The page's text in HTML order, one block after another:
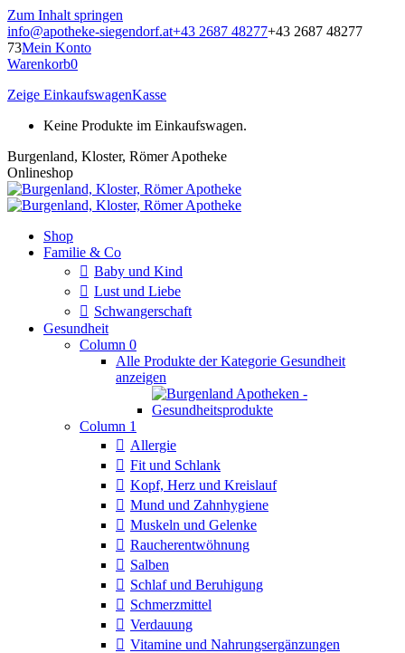
Zum Inhalt springen
info@apotheke-siegendorf.at+43 2687 48277+43 2687 48277
73Mein Konto
Warenkorb0
Zeige EinkaufswagenKasse
Keine Produkte im Einkaufswagen.
Burgenland, Kloster, Römer Apotheke
Onlineshop
Shop
Familie & Co
Baby und Kind
Lust und Liebe
Schwangerschaft
Gesundheit
Column 0
Alle Produkte der Kategorie Gesundheit
anzeigen
Column 1
Allergie
Fit und Schlank
Kopf, Herz und Kreislauf
Mund und Zahnhygiene
Muskeln und Gelenke
Raucherentwöhnung
Salben
Schlaf und Beruhigung
Schmerzmittel
Verdauung
Vitamine und Nahrungsergänzungen